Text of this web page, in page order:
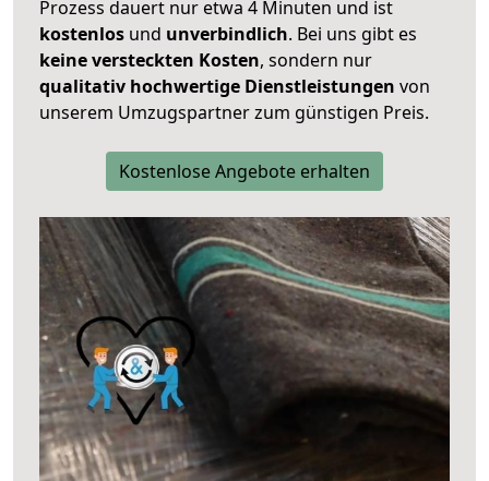
Prozess dauert nur etwa 4 Minuten und ist
kostenlos und unverbindlich. Bei uns gibt es
keine versteckten Kosten, sondern nur
qualitativ hochwertige Dienstleistungen von
unserem Umzugspartner zum günstigen Preis.
Kostenlose Angebote erhalten